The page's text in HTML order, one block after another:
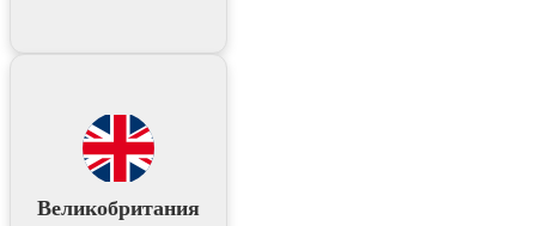
Великобритания